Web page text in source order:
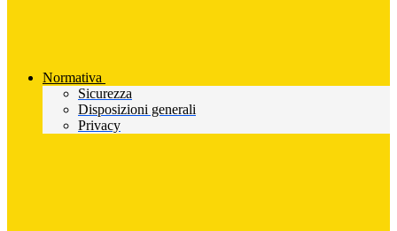
Normativa
Sicurezza
Disposizioni generali
Privacy